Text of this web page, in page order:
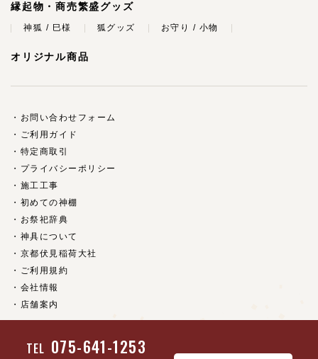
縁起物・商売繁盛グッズ
神狐 / 巳様 狐グッズ お守り / 小物
オリジナル商品
お問い合わせフォーム
ご利用ガイド
特定商取引
プライバシーポリシー
施工工事
初めての神棚
お祭祀辞典
神具について
京都伏見稲荷大社
ご利用規約
会社情報
店舗案内
(c) 京都 神具・神棚の販売【福乃家】 all rights reserved.
TEL 075-641-1253